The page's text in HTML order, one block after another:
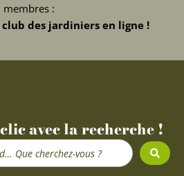
membres :
des jardiniers en ligne !
avec la recherche !